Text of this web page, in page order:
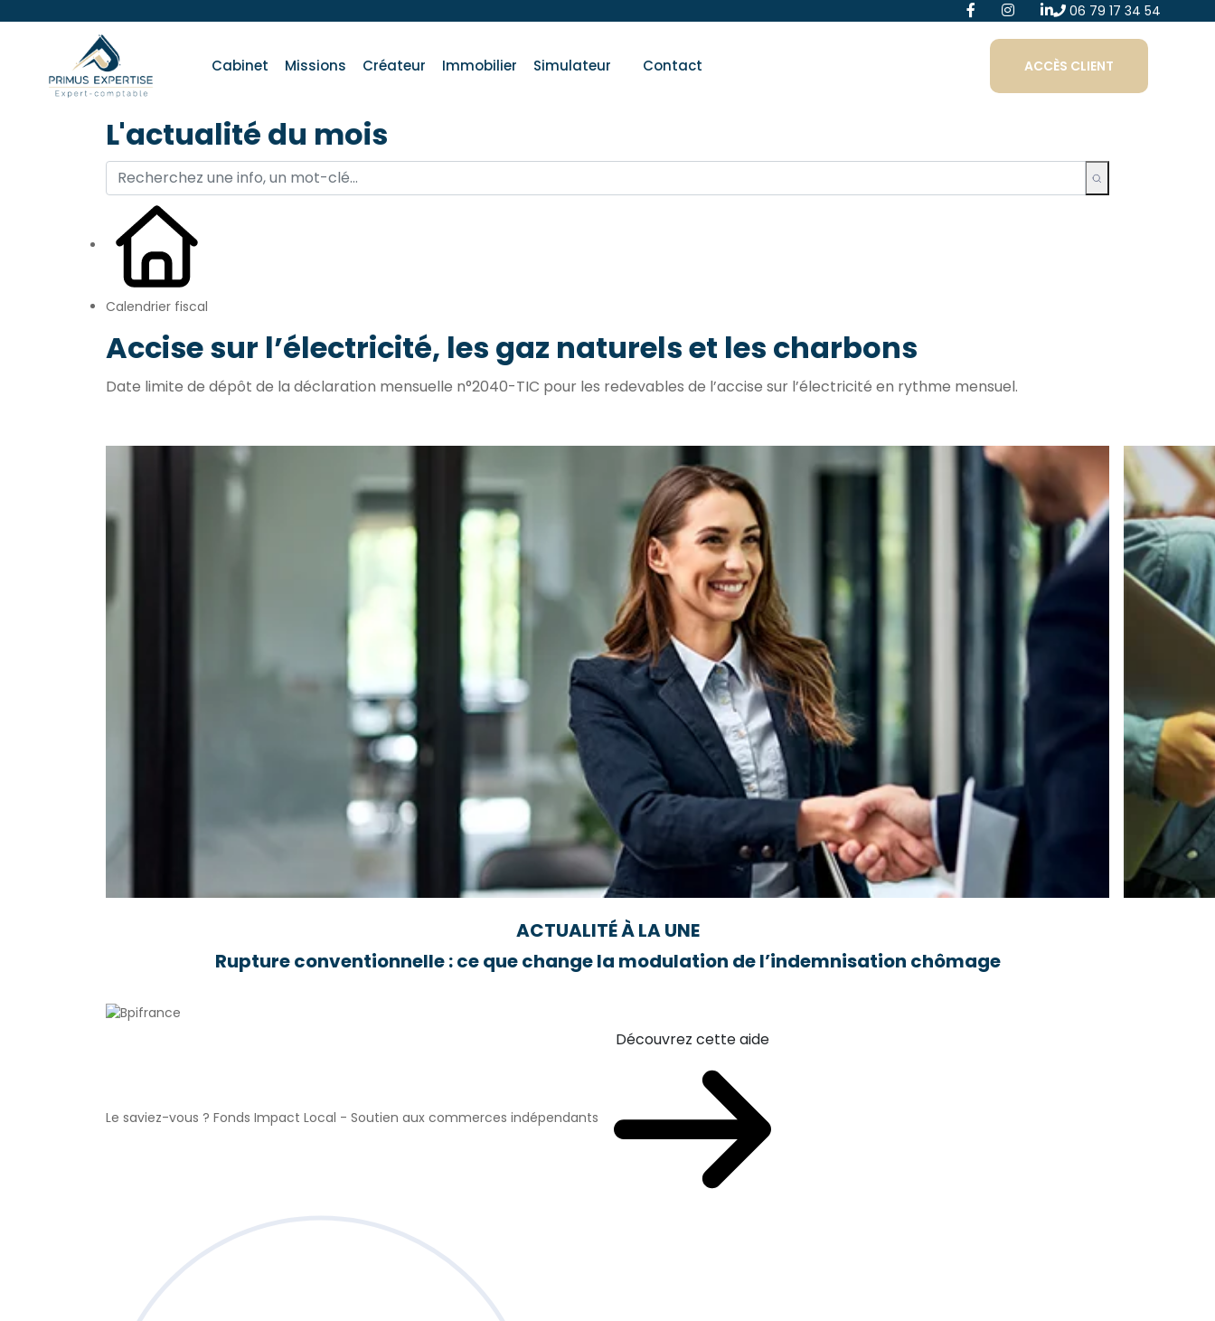
06 79 17 34 54
Cabinet Missions Créateur Immobilier Simulateur Contact ACCÈS CLIENT
L'actualité du mois
Calendrier fiscal
Accise sur l’électricité, les gaz naturels et les charbons
Date limite de dépôt de la déclaration mensuelle n°2040-TIC pour les redevables de l’accise sur l’électricité en rythme mensuel.
ACTUALITÉ À LA UNE
Rupture conventionnelle : ce que change la modulation de l’indemnisation chômage
Le saviez-vous ? Fonds Impact Local - Soutien aux commerces indépendants
Découvrez cette aide